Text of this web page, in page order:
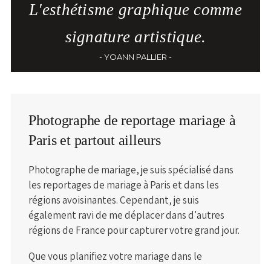
L'esthétisme graphique comme
signature artistique.
- YOANN PALLIER -
Photographe de reportage mariage à
Paris et partout ailleurs
Photographe de mariage, je suis spécialisé dans
les reportages de mariage à Paris et dans les
régions avoisinantes. Cependant, je suis
également ravi de me déplacer dans d'autres
régions de France pour capturer votre grand jour.
Que vous planifiez votre mariage dans le